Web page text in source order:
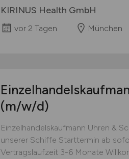
KIRINUS Health GmbH
vor 2 Tagen München
(m/w/d)
Einzelhandelskaufmann Uhren &
unserer Schiffe Starttermin ab
Vertragslaufzeit 3-6 Monate